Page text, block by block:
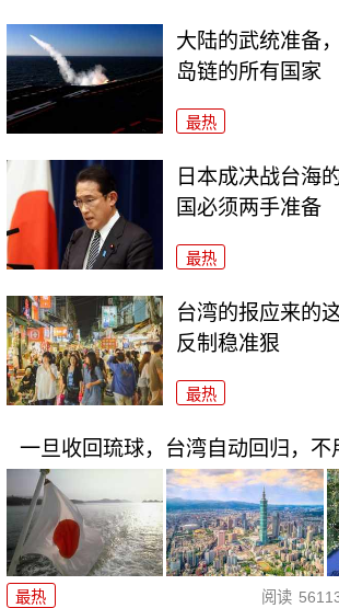
大陆的武统准备
岛链的所有国家
最热
日本成决战台海
国必须两手准备
最热
台湾的报应来的
反制稳准狠
最热
一旦收回琉球，台湾自动回归，不
最热 阅读